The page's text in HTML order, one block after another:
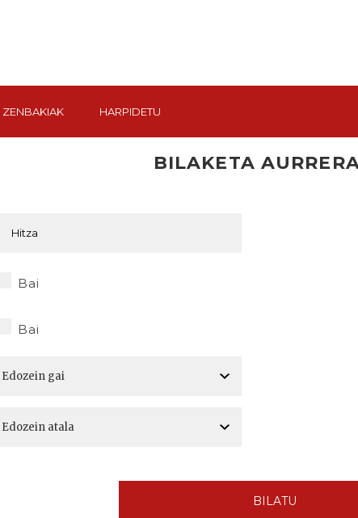
ZENBAKIAK HARPIDETU
BILAKETA
Bai
Bai
BILATU